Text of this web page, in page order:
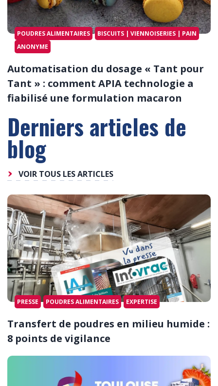
POUDRES ALIMENTAIRES
BISCUITS | VIENNOISERIES | PAIN
ANONYME
Automatisation du dosage « Tant pour
Tant » : comment APIA technologie a
fiabilisé une formulation macaron
Derniers articles de
blog
VOIR TOUS LES ARTICLES
PRESSE POUDRES ALIMENTAIRES EXPERTISE
Transfert de poudres en milieu humide :
8 points de vigilance